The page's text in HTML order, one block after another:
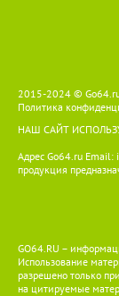
2015-2024 © Go64.ru
Политика
НАШ САЙТ
Адрес Go64.ru Email:
продукция
GO64.RU –
Использование
разрешено только
на цитируемые